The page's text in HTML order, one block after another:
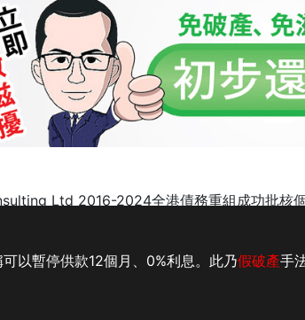
Ltd 2016-2024全港債務重組成功批核
以暫停供款12個月、0%利息。此乃假破產手